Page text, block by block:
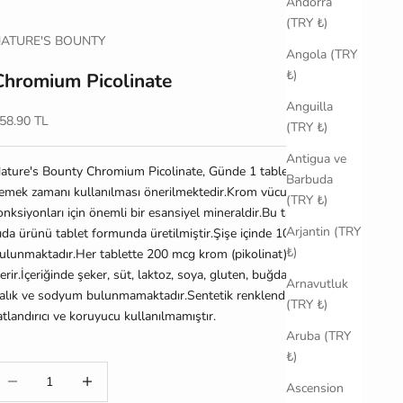
(TRY ₺)
Angola (TRY
₺)
Anguilla
(TRY ₺)
Antigua ve
Barbuda
(TRY ₺)
Arjantin (TRY
₺)
Arnavutluk
(TRY ₺)
Aruba (TRY
₺)
Ascension
BOUNTY
Picolinate
fiyat
TL
Bounty Chromium Picolinate, Günde 1 tablet, tercihen
zamanı kullanılması önerilmektedir.Krom vücudun temel
için önemli bir esansiyel mineraldir.Bu takviye edici
ürünü tablet formunda üretilmiştir.Şişe içinde 100 tablet
tablette 200 mcg krom (pikolinat)
şeker, süt, laktoz, soya, gluten, buğday, maya,
ve sodyum bulunmamaktadır.Sentetik renklendirici, yapay
ve koruyucu kullanılmamıştır.